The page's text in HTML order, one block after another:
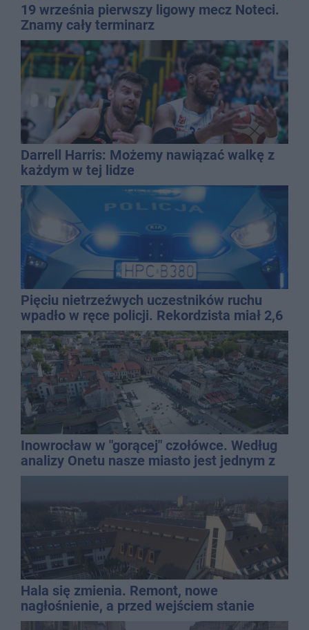
19 września pierwszy ligowy mecz Noteci.
Znamy cały terminarz
Darrell Harris: Możemy nawiązać walkę z
każdym w tej lidze
Pięciu nietrzeźwych uczestników ruchu
wpadło w ręce policji. Rekordzista miał 2,6
promila
Inowrocław w "gorącej" czołówce. Według
analizy Onetu nasze miasto jest jednym z
najbardziej narażonych na upały
Hala się zmienia. Remont, nowe
nagłośnienie, a przed wejściem stanie
QEMETICA ARENA